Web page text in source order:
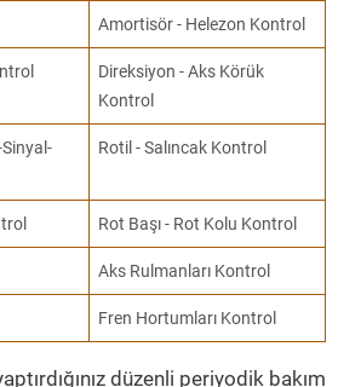
Amortisör - Helezon Kontrol
Direksiyon - Aks Körük
Kontrol
Rotil - Salıncak Kontrol
Rot Başı - Rot Kolu Kontrol
Aks Rulmanları Kontrol
Fren Hortumları Kontrol
düzenli periyodik bakım